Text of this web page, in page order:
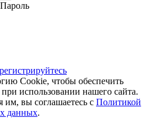
Пароль
Cookie, чтобы обеспечить
использовании нашего сайта.
им, вы соглашаетесь с Политикой
данных.